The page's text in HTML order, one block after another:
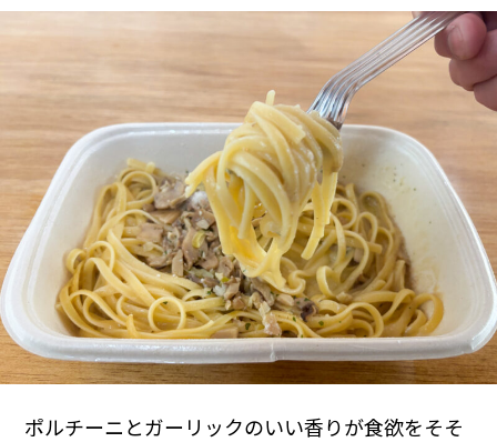
ポルチーニとガーリックのいい香りが食欲をそそ